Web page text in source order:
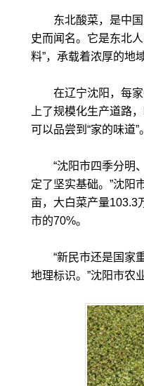
东北酸菜，是中国
史而闻名。它是东北
料”，承载着浓厚的地
在辽宁沈阳，每家
上了规模化生产道路
可以品尝到“家的味道”。
“沈阳市四季分明、
定了坚实基础。”沈阳
亩，大白菜产量103.3
市的70%。
“新民市还是国家重
地理标识。”沈阳市农